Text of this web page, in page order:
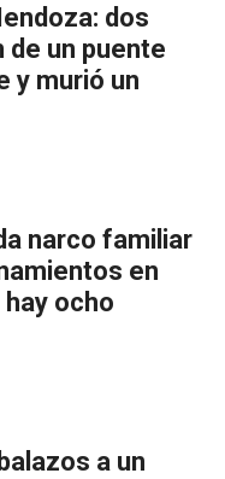
dos
de un puente
y murió un
narco familiar
en
ocho
a un